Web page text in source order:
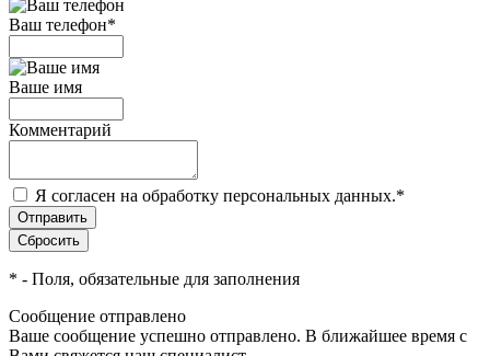
Ваш телефон*
Ваше имя
Комментарий
Я согласен на обработку персональных данных.*
* - Поля, обязательные для заполнения
Сообщение отправлено
Ваше сообщение успешно отправлено. В ближайшее время с